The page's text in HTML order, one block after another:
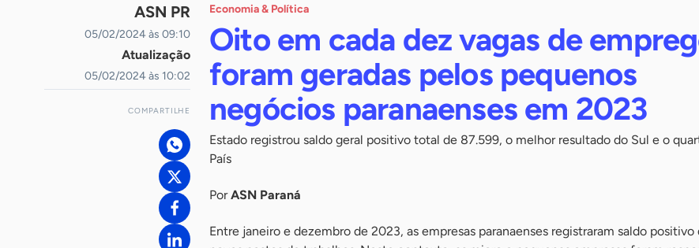
ASN PR
05/02/2024 às 09:10
Atualização
05/02/2024 às 10:02
COMPARTILHE
Economia & Política
Oito em cada dez vagas de
foram geradas pelos pequenos
negócios paranaenses em 2023
Estado registrou saldo geral positivo total de 87.599, o melhor resultado do Sul e o
País
PorASN Paraná
Entre janeiro e dezembro de 2023, as empresas paranaenses registraram saldo positivo